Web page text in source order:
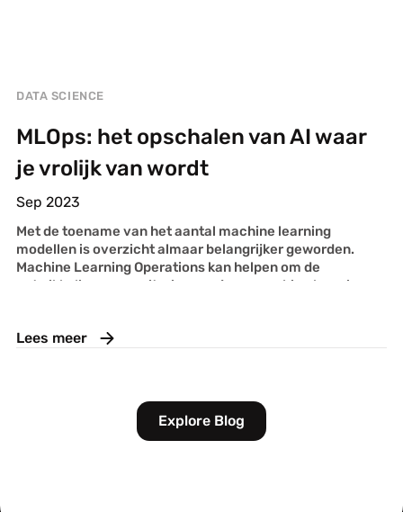
DATA SCIENCE
MLOps: het opschalen van AI waar
je vrolijk van wordt
Sep 2023
Met de toename van het aantal machine learning
modellen is overzicht almaar belangrijker geworden.
Machine Learning Operations kan helpen om de
ontwikkeling en monitoring van jouw machine learning
MLOps strategie.
Lees meer
Explore Blog